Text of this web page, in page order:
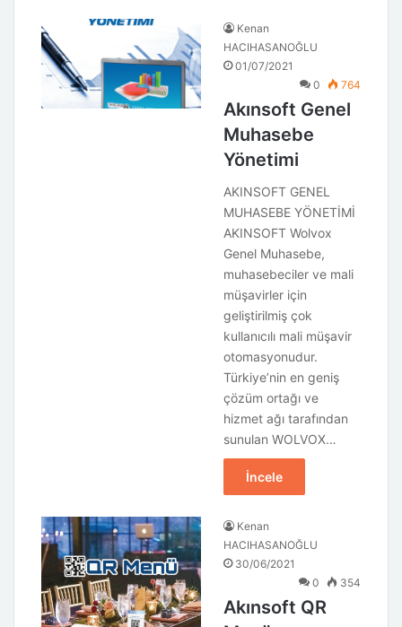
Kenan
HACIHASANOĞLU
01/07/2021
0
764
Akınsoft Genel
Muhasebe
Yönetimi
AKINSOFT GENEL
MUHASEBE YÖNETİMİ
AKINSOFT Wolvox
Genel Muhasebe,
muhasebeciler ve mali
müşavirler için
geliştirilmiş çok
kullanıcılı mali müşavir
otomasyonudur.
Türkiye’nin en geniş
çözüm ortağı ve
hizmet ağı tarafından
sunulan WOLVOX…
İncele
Kenan
HACIHASANOĞLU
30/06/2021
0
354
Akınsoft QR